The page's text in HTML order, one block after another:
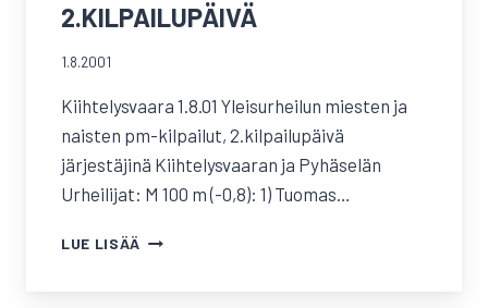
2.KILPAILUPÄIVÄ
1.8.2001
Kiihtelysvaara 1.8.01 Yleisurheilun miesten ja
naisten pm-kilpailut, 2.kilpailupäivä
järjestäjinä Kiihtelysvaaran ja Pyhäselän
Urheilijat: M 100 m (-0,8): 1) Tuomas…
LUE LISÄÄ YLEISURHEILUN